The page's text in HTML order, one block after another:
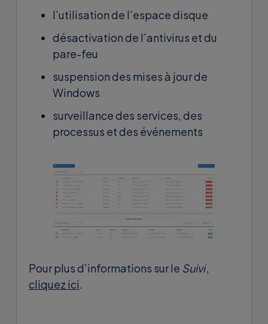
l’utilisation de l’espace disque
désactivation de l’antivirus et du
pare-feu
suspension des mises à jour de
Windows
surveillance des services, des
processus et des événements
Pour plus d’informations sur le Suivi,
cliquez ici.